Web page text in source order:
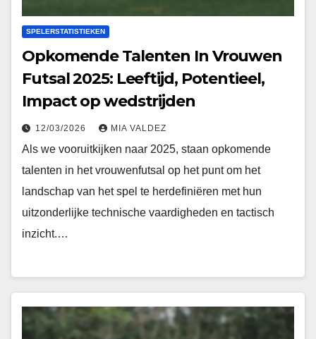
SPELERSTATISTIEKEN
Opkomende Talenten In Vrouwen
Futsal 2025: Leeftijd, Potentieel,
Impact op wedstrijden
12/03/2026 MIA VALDEZ
Als we vooruitkijken naar 2025, staan opkomende
talenten in het vrouwenfutsal op het punt om het
landschap van het spel te herdefiniëren met hun
uitzonderlijke technische vaardigheden en tactisch
inzicht.…